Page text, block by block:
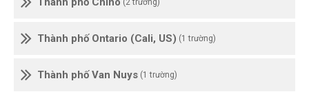
(2 trường)
Thành phố Ontario (Cali, US) (1 trường)
Thành phố Van Nuys (1 trường)